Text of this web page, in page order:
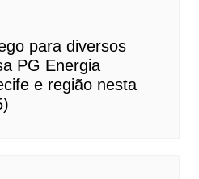
para diversos
PG Energia
e região nesta